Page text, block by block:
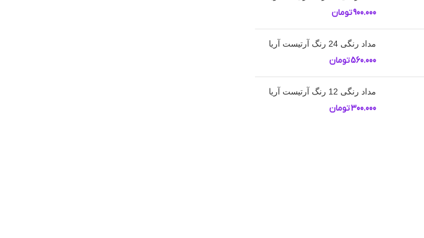
900.000تومان
مداد رنگی 24 رنگ آرتیست آریا
560.000تومان
مداد رنگی 12 رنگ آرتیست آریا
300.000تومان